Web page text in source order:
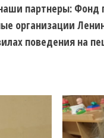
партнеры:
организации
поведения на